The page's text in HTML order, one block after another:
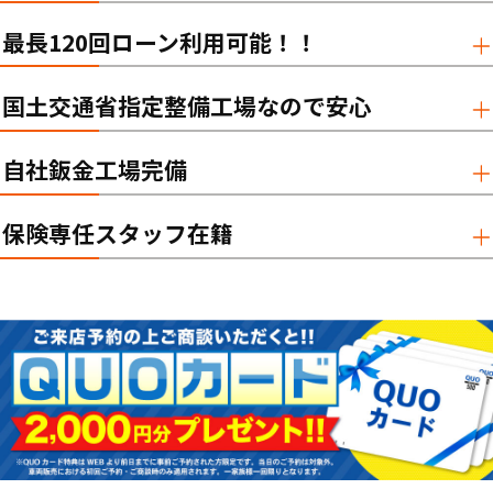
最長120回ローン利用可能！！
国土交通省指定整備工場なので安心
自社鈑金工場完備
保険専任スタッフ在籍